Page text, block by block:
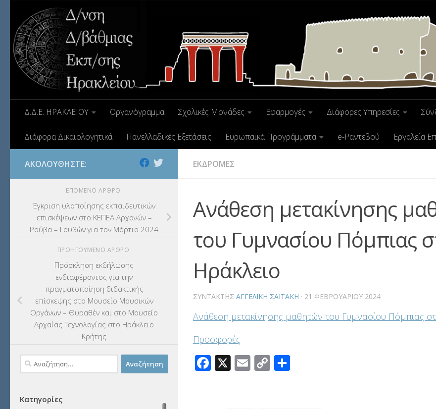
Δ.Δ.Ε. ΗΡΑΚΛΕΙΟΥ Οργανόγραμμα Σχολικές Μονάδες Εφαρμογές Διάφορες Υπηρεσίες
Διάφορα Δικαιολογητικά Πανελλαδικές Εξετάσεις Ευρωπαϊκά Προγράμματα e-Ραντεβού Εργαλεία
ΕΚΔΡΟΜΕΣ
Ανάθεση μετακίνησης
του Γυμνασίου Πόμπιας
Ηράκλειο
ΣΥΝΤΆΚΤΗΣ ΑΓΓΕΛΙΚΉ ΣΑΪΤΆΚΗ · 21 ΦΕΒΡΟΥΑΡΊΟΥ 2024
Ανάθεση μετακίνησης μαθητών του Γυμνασίου Πόμπιας
Προσφορές
Facebook
X Email
Copy
ΑΚΟΛΟΥΘΉΣΤΕ:
ΕΠΌΜΕΝΟ ΆΡΘΡΟ
Έγκριση υλοποίησης εκπαιδευτικών
επισκέψεων στο ΚΕΠΕΑ Αρχανών –
Ρούβα – Γουβών για τον Μάρτιο 2024
ΠΡΟΗΓΟΎΜΕΝΟ ΆΡΘΡΟ
Πρόσκληση εκδήλωσης
ενδιαφέροντος για την
πραγματοποίηση διδακτικής
επίσκεψης στο Μουσείο Μουσικών
Οργάνων – Θυραθέν και στο Μουσείο
Αρχαίας Τεχνολογίας στο Ηράκλειο
Κρήτης
Αναζήτηση
για:
Κατηγορίες